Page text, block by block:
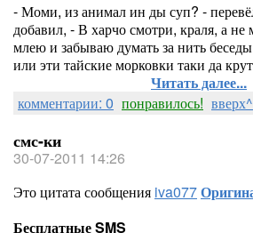
- Моми, из анимал ин ды суп? -
добавил, - В харчо смотри, краля, а не
млею и забываю думать за нить
или эти тайские морковки таки да
Читать далее...
комментарии: 0 понравилось! вверх^
смс-ки
30-07-2011 14:26
Это цитата сообщения iva077
Бесплатные SMS